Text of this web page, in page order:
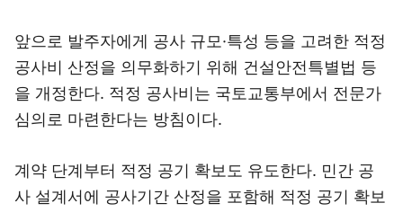
앞으로 발주자에게 공사 규모·특성 등을 고려한 적정
공사비 산정을 의무화하기 위해 건설안전특별법 등
을 개정한다. 적정 공사비는 국토교통부에서 전문가
심의로 마련한다는 방침이다.
계약 단계부터 적정 공기 확보도 유도한다. 민간 공
사 설계서에 공사기간 산정을 포함해 적정 공기 확보